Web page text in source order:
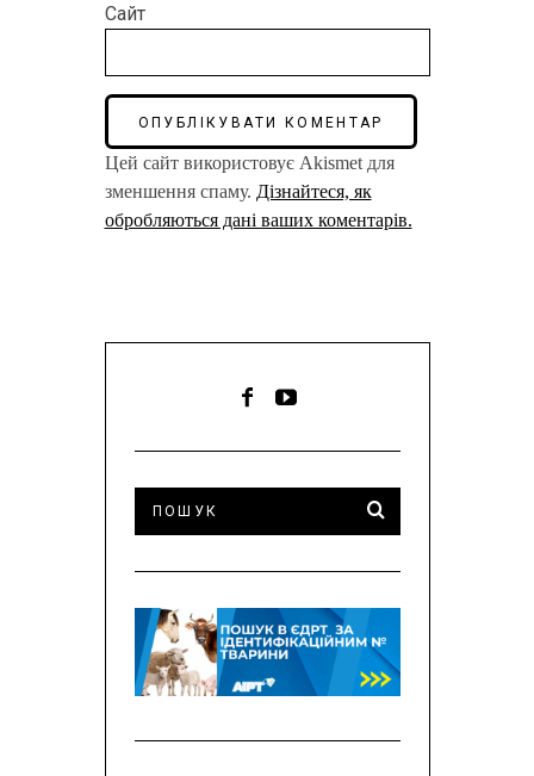
Сайт
Цей сайт використовує Akismet для
зменшення спаму. Дізнайтеся, як
обробляються дані ваших коментарів.